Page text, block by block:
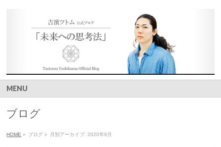
MENU
ブログ
HOME » ブログ » 月別アーカイブ: 2020年9月